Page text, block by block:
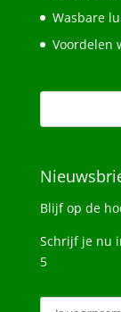
Wasbare
Voordelen
Blijf op de
Schrijf je nu
5